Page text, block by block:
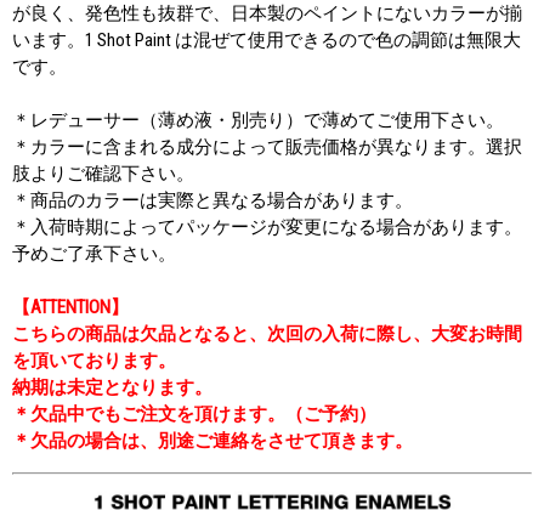
が良く、発色性も抜群で、日本製のペイントにないカラーが揃
います。1 Shot Paint は混ぜて使用できるので色の調節は無限大
です。
＊レデューサー（薄め液・別売り）で薄めてご使用下さい。
＊カラーに含まれる成分によって販売価格が異なります。選択
肢よりご確認下さい。
＊商品のカラーは実際と異なる場合があります。
＊入荷時期によってパッケージが変更になる場合があります。
予めご了承下さい。
【ATTENTION】
こちらの商品は欠品となると、次回の入荷に際し、大変お時間
を頂いております。
納期は未定となります。
＊欠品中でもご注文を頂けます。（ご予約）
＊欠品の場合は、別途ご連絡をさせて頂きます。